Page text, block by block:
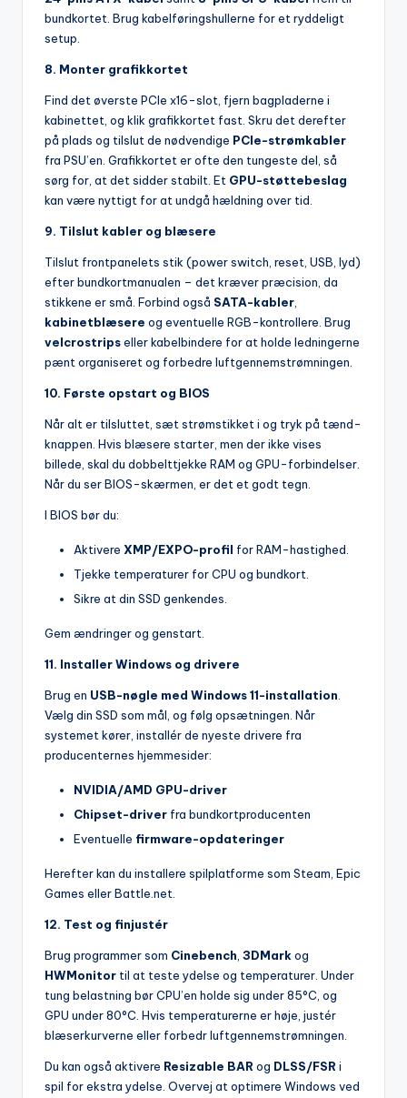
bundkortet. Brug kabelføringshullerne for et ryddeligt
setup.
8. Monter grafikkortet
Find det øverste PCIe x16-slot, fjern bagpladerne i
kabinettet, og klik grafikkortet fast. Skru det derefter
på plads og tilslut de nødvendige PCIe-strømkabler
fra PSU’en. Grafikkortet er ofte den tungeste del, så
sørg for, at det sidder stabilt. Et GPU-støttebeslag
kan være nyttigt for at undgå hældning over tid.
9. Tilslut kabler og blæsere
Tilslut frontpanelets stik (power switch, reset, USB, lyd)
efter bundkortmanualen – det kræver præcision, da
stikkene er små. Forbind også SATA-kabler
kabinetblæsere og eventuelle RGB-kontrollere. Brug
velcrostripseller kabelbindere for at holde ledningerne
pænt organiseret og forbedre luftgennemstrømningen.
10. Første opstart og BIOS
Når alt er tilsluttet, sæt strømstikket i og tryk på tænd-
knappen. Hvis blæsere starter, men der ikke vises
billede, skal du dobbelttjekke RAM og GPU-forbindelser.
Når du ser BIOS-skærmen, er det et godt tegn.
I BIOS bør du:
Aktivere XMP/EXPO-profil for RAM-hastighed.
Tjekke temperaturer for CPU og bundkort.
Sikre at din SSD genkendes.
Gem ændringer og genstart.
11. Installer Windows og drivere
Brug en USB-nøgle med Windows 11-installation
Vælg din SSD som mål, og følg opsætningen. Når
systemet kører, installér de nyeste drivere fra
producenternes hjemmesider:
NVIDIA/AMD GPU-driver
Chipset-driver fra bundkortproducenten
Eventuelle firmware-opdateringer
Herefter kan du installere spilplatforme som Steam, Epic
Games eller Battle.net.
12. Test og finjustér
Brug programmer som Cinebench, 3DMarkog
HWMonitor til at teste ydelse og temperaturer. Under
tung belastning bør CPU’en holde sig under 85°C, og
GPU under 80°C. Hvis temperaturerne er høje, justér
blæserkurverne eller forbedr luftgennemstrømningen.
Du kan også aktivere Resizable BAR og DLSS/FSR i
spil for ekstra ydelse. Overvej at optimere Windows ved